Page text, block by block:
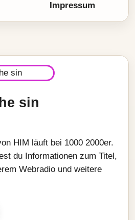
Impressum
sin
HIM läuft bei 1000 2000er.
du Informationen zum Titel,
Webradio und weitere